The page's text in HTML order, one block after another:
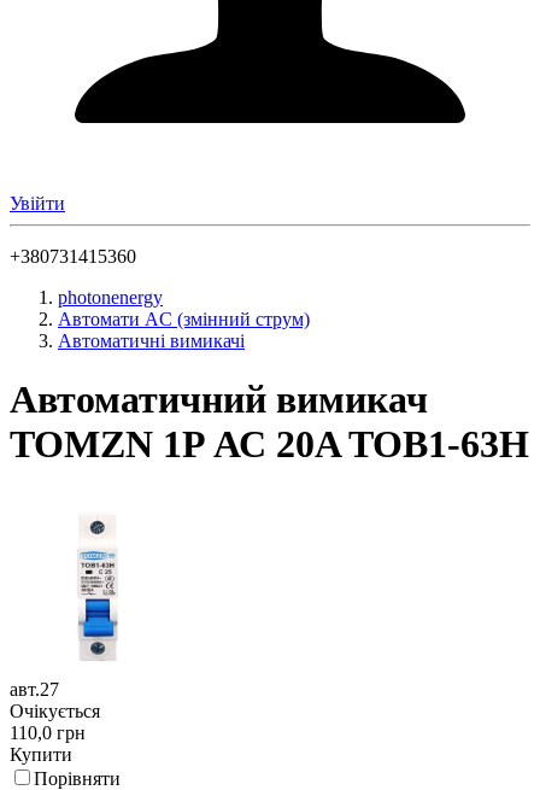
Увійти
+380731415360
photonenergy
Автомати AC (змінний струм)
Автоматичні вимикачі
Автоматичний вимикач
TOMZN 1P АС 20A TOB1-63H
авт.27
Очікується
110,0 грн
Купити
Порівняти